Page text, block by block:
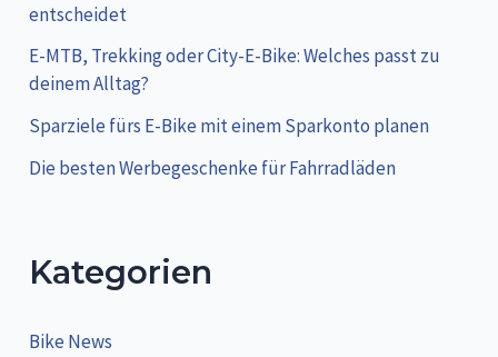
entscheidet
E-MTB, Trekking oder City-E-Bike: Welches passt zu
deinem Alltag?
Sparziele fürs E-Bike mit einem Sparkonto planen
Die besten Werbegeschenke für Fahrradläden
Kategorien
Bike News